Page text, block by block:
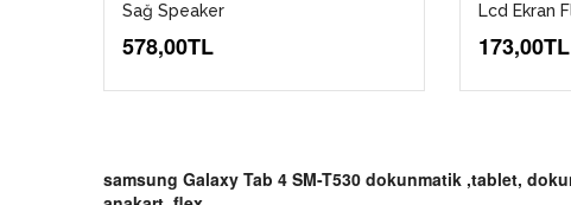
Sağ Speaker
578,00TL
Lcd Ekran
173,00TL
samsung Galaxy Tab 4 SM-T530 dokunmatik ,tablet,